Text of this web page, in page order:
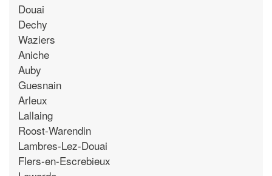
Douai
Dechy
Waziers
Aniche
Auby
Guesnain
Arleux
Lallaing
Roost-Warendin
Lambres-Lez-Douai
Flers-en-Escrebieux